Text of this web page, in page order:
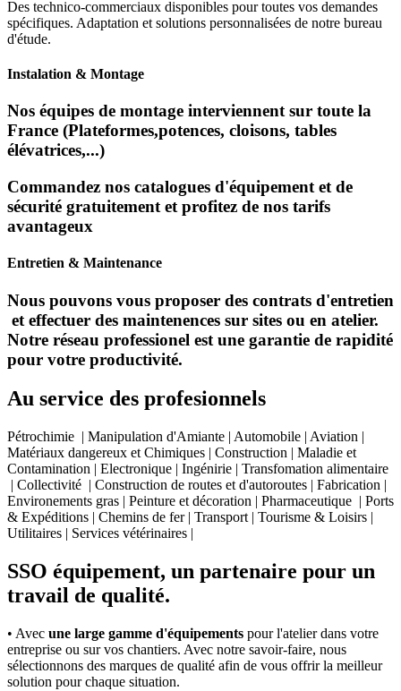
Des technico-commerciaux disponibles pour toutes vos demandes
spécifiques. Adaptation et solutions personnalisées de notre bureau
d'étude.
Instalation & Montage
Nos équipes de montage interviennent sur toute la
France (Plateformes,potences, cloisons, tables
élévatrices,...)
Commandez nos catalogues d'équipement et de
sécurité gratuitement et profitez de nos tarifs
avantageux
Entretien & Maintenance
Nous pouvons vous proposer des contrats d'entretien
et effectuer des maintenences sur sites ou en atelier.
Notre réseau professionel est une garantie de rapidité
pour votre productivité.
Au service des profesionnels
Pétrochimie | Manipulation d'Amiante | Automobile | Aviation |
Matériaux dangereux et Chimiques | Construction | Maladie et
Contamination | Electronique | Ingénirie | Transfomation alimentaire
| Collectivité | Construction de routes et d'autoroutes | Fabrication |
Environements gras | Peinture et décoration | Pharmaceutique | Ports
& Expéditions | Chemins de fer | Transport | Tourisme & Loisirs |
Utilitaires | Services vétérinaires |
SSO équipement, un partenaire pour un
travail de qualité.
• Avec une large gamme d'équipements pour l'atelier dans votre
entreprise ou sur vos chantiers. Avec notre savoir-faire, nous
sélectionnons des marques de qualité afin de vous offrir la meilleur
solution pour chaque situation.